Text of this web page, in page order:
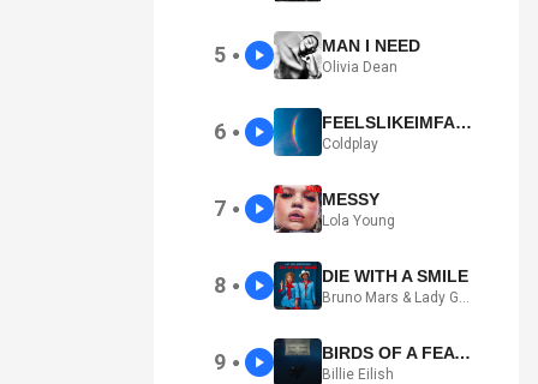
5 ● MAN I NEED
Olivia Dean
6 ● FEELSLIKEIMFALLINGINLOVE
Coldplay
7 ● MESSY
Lola Young
8 ● DIE WITH A SMILE
Bruno Mars & Lady Gaga
9 ● BIRDS OF A FEATHER
Billie Eilish